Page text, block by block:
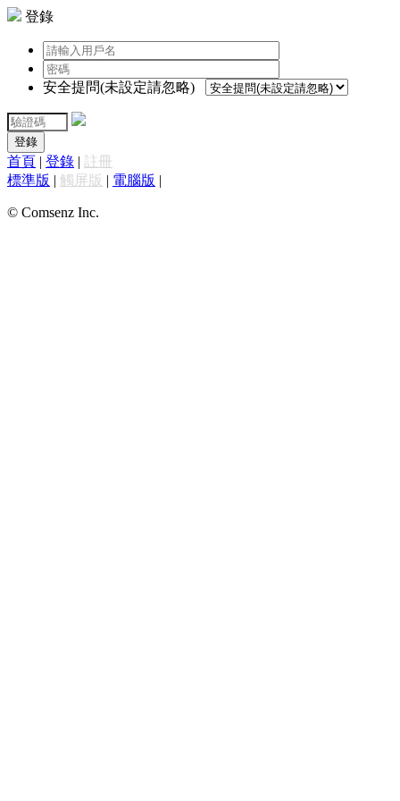
登錄
安全提問(未設定請忽略)
登錄
首頁 | 登錄 | 註冊
標準版 | 觸屏版 | 電腦版 |
© Comsenz Inc.